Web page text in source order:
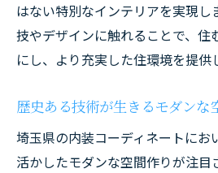
はない特別なインテリアを実現し
技やデザインに触れることで、住
にし、より充実した住環境を提供
歴史ある技術が生きるモダンな
埼玉県の内装コーディネートにお
活かしたモダンな空間作りが注目